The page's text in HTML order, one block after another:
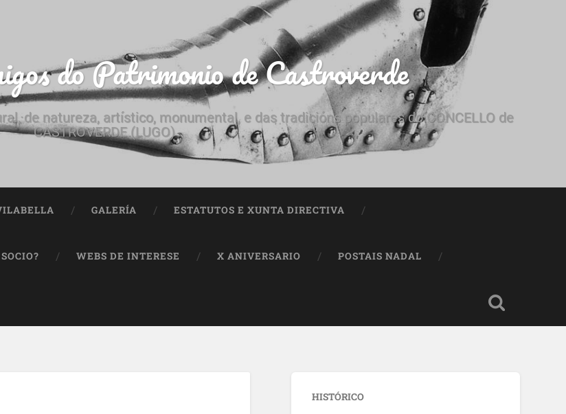
do Patrimonio de Castroverde
de natureza, artístico, monumental, e das tradicións populares do CONCELLO de
CASTROVERDE (LUGO)
GALERÍA ESTATUTOS E XUNTA DIRECTIVA
WEBS DE INTERESE X ANIVERSARIO POSTAIS NADAL
HISTÓRICO